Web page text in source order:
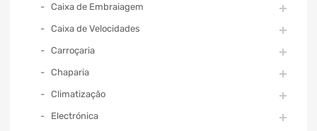
Caixa de Embraiagem
Caixa de Velocidades
Carroçaria
Chaparia
Climatização
Electrónica